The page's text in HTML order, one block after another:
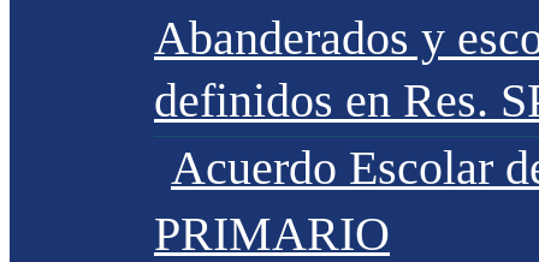
Abanderados y
definidos en Res.
Acuerdo Escolar
PRIMARIO